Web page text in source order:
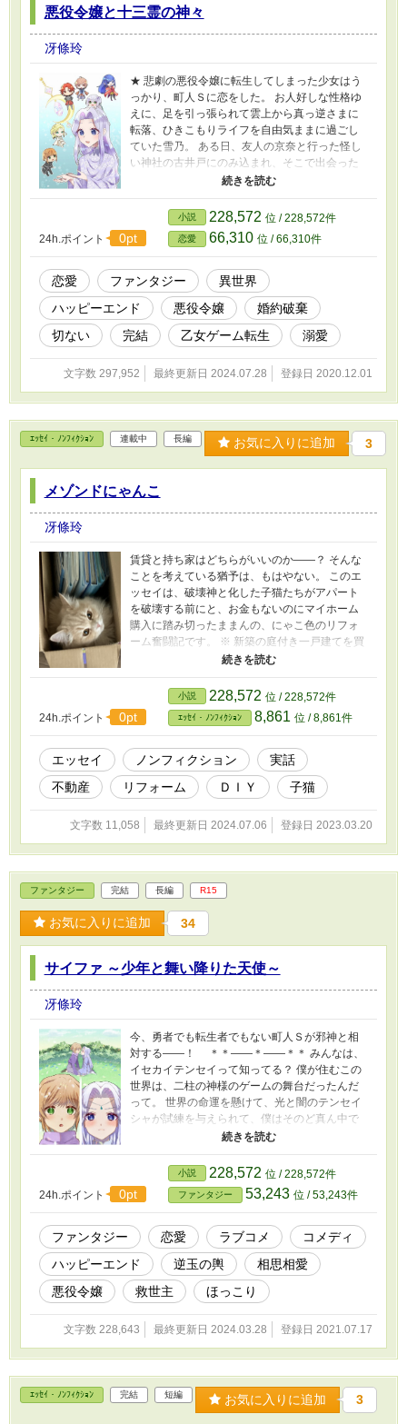
悪役令嬢と十三霊の神々
冴條玲
★ 悲劇の悪役令嬢に転生してしまった少女はう
っかり、町人Ｓに恋をした。 お人好しな性格ゆ
えに、足を引っ張られて雲上から真っ逆さまに
転落、ひきこもりライフを自由気ままに過ごし
ていた雪乃。 ある日、友人の京奈と行った怪し
い神社の古井戸にのみ込まれ、そこで出会った
神様との交渉の後、京奈のための乙女ゲーの世
転生した雪乃は、闇の聖女の力を解放するため
の洗礼を受けた七歳の日に、前世（死んでな
い）の記憶を思い出し、七歳では理解できなか
った、ゲーム的には無名の町人サイファの立ち
居振る舞いに惚れ込むが、このままでは悪役令
嬢の故郷は三年後には滅ぼされてしまう。 悪役
令嬢は主役じゃないから、悲劇を回避できるよ
うな年齢設定になっていないのだ。 いくらゲー
ムのシナリオを知っていたって、十歳になる前
にこの流れを止めるなんてことができるのか
――!? 何を隠そう、こんな展開、神様だって想
定外。 悪役令嬢がよもや十歳で戦争の阻止に動
くなんて思いもよらなかった神様の本命は、実
は、京奈ではなく雪乃。 二万年前に主神と魔
神、二柱の神が始めた賭けの決着をつけるべ
く、雪乃に白羽の矢が立てられたのだ。 だがし
かし、お人好しな雪乃は故国の人々も敵国の
人々も守ろうと、ナイトメアモードに突入して
24h.ポイント 0pt
小説 228,572 位 / 228,572件
恋愛 66,310 位 / 66,310件
恋愛 ファンタジー
異世界
ハッピーエンド
悪役令嬢
婚約破棄
切ない
完結 乙女ゲーム転生 溺愛
文字数 297,952 最終更新日 2024.07.28 登録日 2020.12.01
ｴｯｾｲ・ﾉﾝﾌｨｸｼｮﾝ 連載中 長編 お気に入りに追加 3
メゾンドにゃんこ
冴條玲
賃貸と持ち家はどちらがいいのか――？ そんな
ことを考えている猶予は、もはやない。 このエ
ッセイは、破壊神と化した子猫たちがアパート
を破壊する前にと、お金もないのにマイホーム
購入に踏み切ったままんの、にゃこ色のリフォ
ーム奮闘記です。 ※ 新築の庭付き一戸建てを買
うお金などないので、タダ同然の古家を買っ
ムという暴挙に出た、その結末は――!?
24h.ポイント 0pt
小説 228,572 位 / 228,572件
ｴｯｾｲ・ﾉﾝﾌｨｸｼｮﾝ 8,861 位 / 8,861件
エッセイ ノンフィクション
実話
不動産
リフォーム ＤＩＹ 子猫
文字数 11,058 最終更新日 2024.07.06 登録日 2023.03.20
ファンタジー 完結 長編 R15
お気に入りに追加 34
サイファ ～少年と舞い降りた天使～
冴條玲
今、勇者でも転生者でもない町人Ｓが邪神と相
対する――！ ＊＊――＊――＊＊ みんなは、
イセカイテンセイって知ってる？ 僕が住むこの
世界は、二柱の神様のゲームの舞台だったんだ
って。 世界の命運を懸けて、光と闇のテンセイ
シャが試練を与えられて、僕はそのど真ん中で
巻き込まれていたらしいんだけど。 僕がそれを
知ることは、死ぬまで、なかったんだ。 知らな
いうちに、僕が二つの世界を救ってたなんてこ
とも。 だけど、僕にとって大切なことは、僕の
ただ一人の女の子が、死が二人をわかつまで、
ずっと、幸せそうな笑顔で僕の傍にいてくれた
ということ。 愛しい人達を、僕もまた助けても
らいながら、きちんと守れたということ。 僕
は、みんな、大好きだったから。 たとえ、僕が
町人Ｓっていう、モブキャラにすぎなかったと
しても。 僕はこの世界に生まれて、みんなに出
会えて、幸せだったし、楽しかったよ。 もしか
したら、あなたも、知らないうちに神様のゲー
ムに巻き込まれて、知らないうちに世界を救っ
24h.ポイント 0pt
小説 228,572 位 / 228,572件
ファンタジー 53,243 位 / 53,243件
ファンタジー 恋愛 ラブコメ
コメディ
ハッピーエンド
逆玉の輿
相思相愛
悪役令嬢
救世主 ほっこり
文字数 228,643 最終更新日 2024.03.28 登録日 2021.07.17
ｴｯｾｲ・ﾉﾝﾌｨｸｼｮﾝ 完結 短編 お気に入りに追加 3